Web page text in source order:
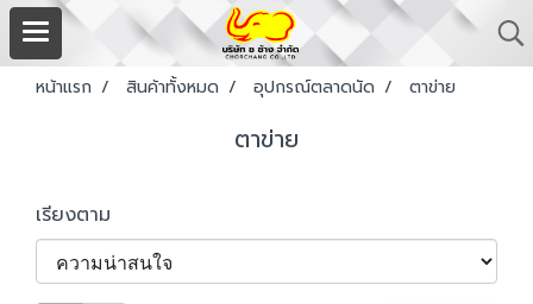
หน้าแรก สินค้าทั้งหมด อุปกรณ์ตลาดนัด ตาข่าย
ตาข่าย
เรียงตาม